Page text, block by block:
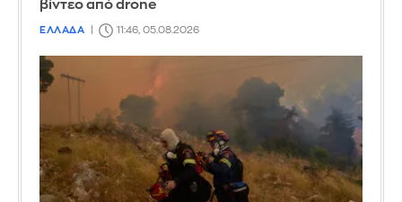
βίντεο από drone
ΕΛΛΑΔΑ 11:46, 05.08.2026